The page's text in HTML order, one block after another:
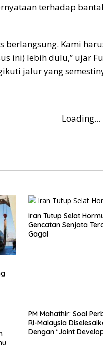
terhadap
berlangsung. Kami
ini) lebih dulu,” ujar
jalur yang
Loading...
Iran Tutup Selat
Gencatan Senjata
Gagal
PM Mahathir: Soal
RI-Malaysia
Dengan ‘Joint